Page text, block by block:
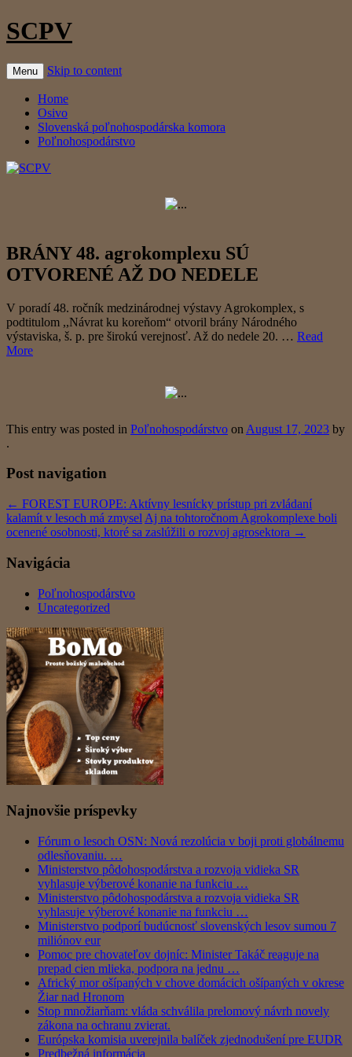
SCPV
Menu Skip to content
Home
Osivo
Slovenská poľnohospodárska komora
Poľnohospodárstvo
BRÁNY 48. agrokomplexu SÚ
OTVORENÉ AŽ DO NEDELE
V poradí 48. ročník medzinárodnej výstavy Agrokomplex, s
podtitulom ,,Návrat ku koreňom“ otvoril brány Národného
výstaviska, š. p. pre širokú verejnosť. Až do nedele 20. … Read
More
This entry was posted in Poľnohospodárstvo on August 17, 2023 by
.
Post navigation
← FOREST EUROPE: Aktívny lesnícky prístup pri zvládaní
kalamít v lesoch má zmysel Aj na tohtoročnom Agrokomplexe boli
ocenené osobnosti, ktoré sa zaslúžili o rozvoj agrosektora →
Navigácia
Poľnohospodárstvo
Uncategorized
Najnovšie príspevky
Fórum o lesoch OSN: Nová rezolúcia v boji proti globálnemu
odlesňovaniu. …
Ministerstvo pôdohospodárstva a rozvoja vidieka SR
vyhlasuje výberové konanie na funkciu …
Ministerstvo pôdohospodárstva a rozvoja vidieka SR
vyhlasuje výberové konanie na funkciu …
Ministerstvo podporí budúcnosť slovenských lesov sumou 7
miliónov eur
Pomoc pre chovateľov dojníc: Minister Takáč reaguje na
prepad cien mlieka, podpora na jednu …
Africký mor ošípaných v chove domácich ošípaných v okrese
Žiar nad Hronom
Stop množiarňam: vláda schválila prelomový návrh novely
zákona na ochranu zvierat.
Európska komisia uverejnila balíček zjednodušení pre EUDR
Predbežná informácia